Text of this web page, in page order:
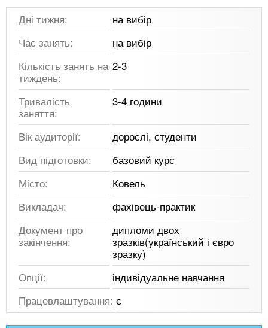
Дні тижня:
на вибір
Час занять:
на вибір
Кількість занять на
тиждень:
2-3
Тривалість
заняття:
3-4 години
Вік аудиторії:
дорослі, студенти
Вид підготовки:
базовий курс
Місто:
Ковель
Викладач:
фахівець-практик
Документ про
закінчення:
дипломи двох
зразків(український і євро
зразку)
Опції:
індивідуальне навчання
Працевлаштування: є